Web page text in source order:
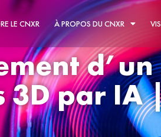
LE CNXR À PROPOS DU CNXR
3D par